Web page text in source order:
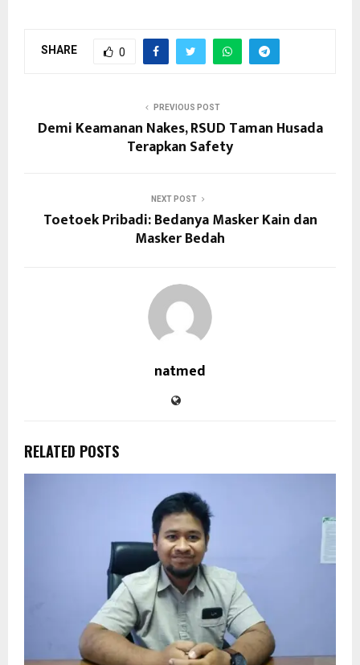
SHARE 0
PREVIOUS POST
Demi Keamanan Nakes, RSUD Taman Husada
Terapkan Safety
NEXT POST
Toetoek Pribadi: Bedanya Masker Kain dan
Masker Bedah
natmed
RELATED POSTS